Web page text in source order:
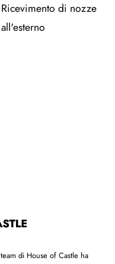
Ricevimento di nozze
all'esterno
di House of Castle ha